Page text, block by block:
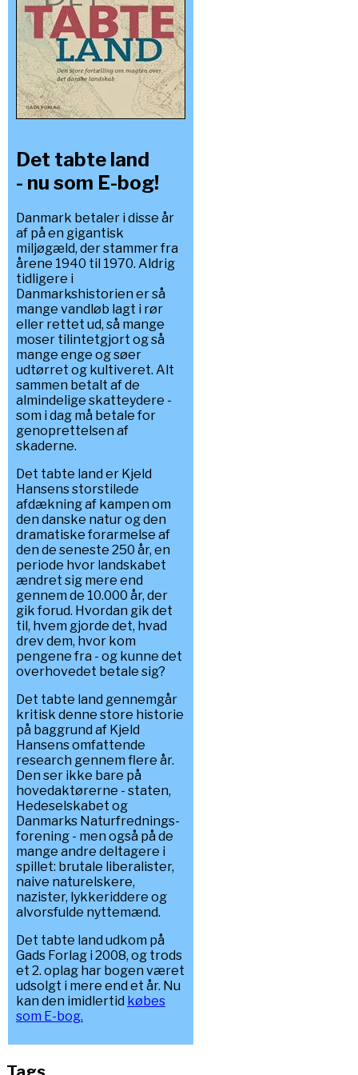
Det tabte land
- nu som E-bog!
Danmark betaler i disse år
af på en gigantisk
miljøgæld, der stammer fra
årene 1940 til 1970. Aldrig
tidligere i
Danmarkshistorien er så
mange vandløb lagt i rør
eller rettet ud, så mange
moser tilintetgjort og så
mange enge og søer
udtørret og kultiveret. Alt
sammen betalt af de
almindelige skatteydere -
som i dag må betale for
genoprettelsen af
skaderne.
Det tabte land er Kjeld
Hansens storstilede
afdækning af kampen om
den danske natur og den
dramatiske forarmelse af
den de seneste 250 år, en
periode hvor landskabet
ændret sig mere end
gennem de 10.000 år, der
gik forud. Hvordan gik det
til, hvem gjorde det, hvad
drev dem, hvor kom
pengene fra - og kunne det
overhovedet betale sig?
Det tabte land gennemgår
kritisk denne store historie
på baggrund af Kjeld
Hansens omfattende
research gennem flere år.
Den ser ikke bare på
hovedaktørerne - staten,
Hedeselskabet og
Danmarks Naturfrednings-
forening - men også på de
mange andre deltagere i
spillet: brutale liberalister,
naive naturelskere,
nazister, lykkeriddere og
alvorsfulde nyttemænd.
Det tabte land udkom på
Gads Forlag i 2008, og trods
et 2. oplag har bogen været
udsolgt i mere end et år. Nu
kan den imidlertid købes
som E-bog.